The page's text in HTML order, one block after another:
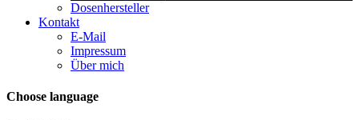
Dosenhersteller
Kontakt
E-Mail
Impressum
Über mich
Choose language